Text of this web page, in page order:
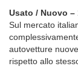
Usato / Nuovo –
Sul mercato
autovetture
rispetto allo